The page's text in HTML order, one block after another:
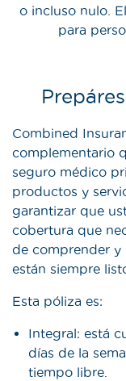
o incluso nulo.
para
Combined
complementario
seguro médico
productos y
garantizar que
cobertura que
de comprender y
están siempre
Esta póliza es:
Integral: está
días de la
tiempo libre.